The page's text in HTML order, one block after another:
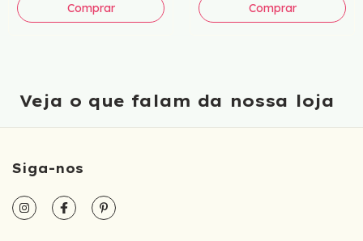
Comprar Comprar
Veja o que falam da nossa loja
Siga-nos